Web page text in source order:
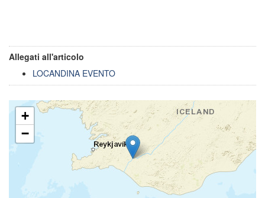
Allegati all'articolo
LOCANDINA EVENTO
+
−